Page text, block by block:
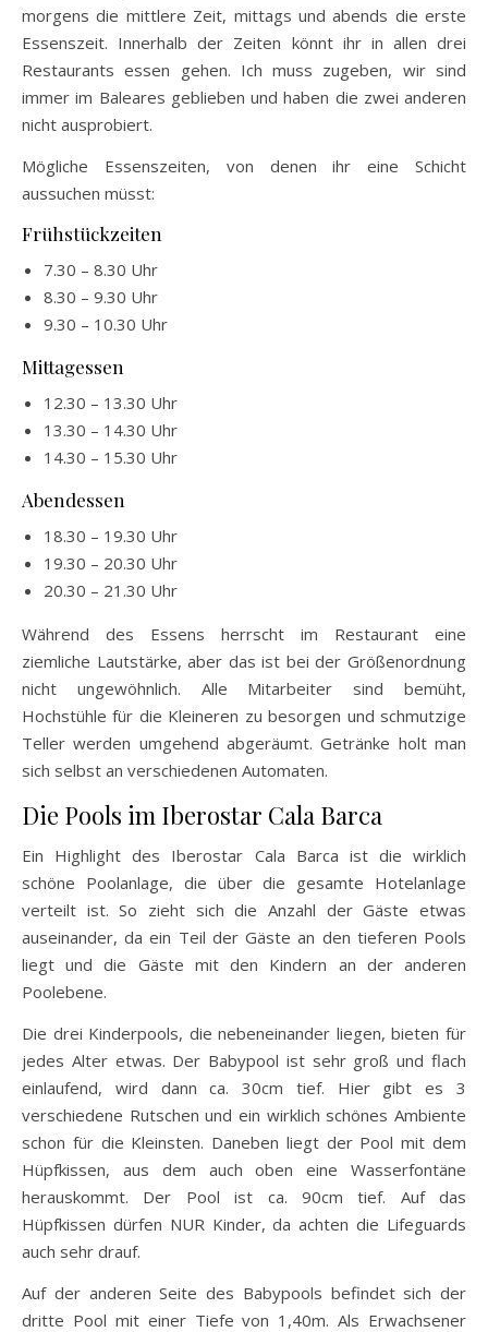
morgens die mittlere Zeit, mittags und abends die erste
Essenszeit. Innerhalb der Zeiten könnt ihr in allen drei
Restaurants essen gehen. Ich muss zugeben, wir sind
immer im Baleares geblieben und haben die zwei anderen
nicht ausprobiert.
Mögliche Essenszeiten, von denen ihr eine Schicht
aussuchen müsst:
Frühstückzeiten
7.30 – 8.30 Uhr
8.30 – 9.30 Uhr
9.30 – 10.30 Uhr
Mittagessen
12.30 – 13.30 Uhr
13.30 – 14.30 Uhr
14.30 – 15.30 Uhr
Abendessen
18.30 – 19.30 Uhr
19.30 – 20.30 Uhr
20.30 – 21.30 Uhr
Während des Essens herrscht im Restaurant eine
ziemliche Lautstärke, aber das ist bei der Größenordnung
nicht ungewöhnlich. Alle Mitarbeiter sind bemüht,
Hochstühle für die Kleineren zu besorgen und schmutzige
Teller werden umgehend abgeräumt. Getränke holt man
sich selbst an verschiedenen Automaten.
Die Pools im Iberostar Cala Barca
Ein Highlight des Iberostar Cala Barca ist die wirklich
schöne Poolanlage, die über die gesamte Hotelanlage
verteilt ist. So zieht sich die Anzahl der Gäste etwas
auseinander, da ein Teil der Gäste an den tieferen Pools
liegt und die Gäste mit den Kindern an der anderen
Poolebene.
Die drei Kinderpools, die nebeneinander liegen, bieten für
jedes Alter etwas. Der Babypool ist sehr groß und flach
einlaufend, wird dann ca. 30cm tief. Hier gibt es 3
verschiedene Rutschen und ein wirklich schönes Ambiente
schon für die Kleinsten. Daneben liegt der Pool mit dem
Hüpfkissen, aus dem auch oben eine Wasserfontäne
herauskommt. Der Pool ist ca. 90cm tief. Auf das
Hüpfkissen dürfen NUR Kinder, da achten die Lifeguards
auch sehr drauf.
Auf der anderen Seite des Babypools befindet sich der
dritte Pool mit einer Tiefe von 1,40m. Als Erwachsener